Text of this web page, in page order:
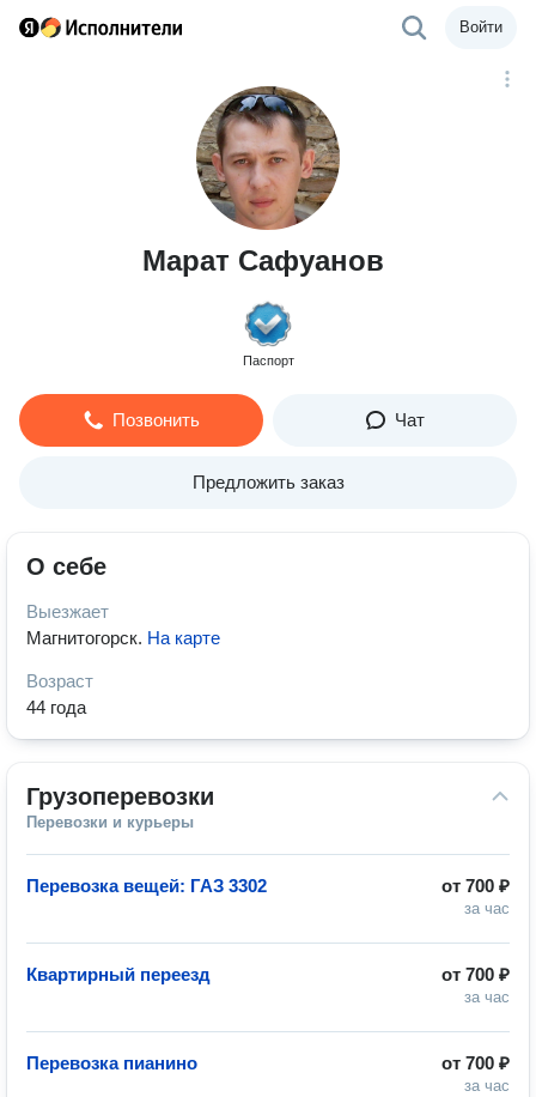
Войти
Марат Сафуанов
Паспорт
Позвонить Чат
Предложить заказ
О себе
Выезжает
Магнитогорск. На карте
Возраст
44 года
Грузоперевозки
Перевозки и курьеры
от 700 ₽
за час
Перевозка вещей: ГАЗ 3302
от 700 ₽
за час
Квартирный переезд
от 700 ₽
за час
Перевозка пианино